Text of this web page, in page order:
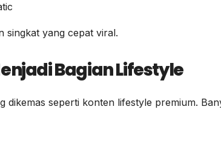
singkat yang cepat viral.
Bagian Lifestyle
dikemas seperti konten lifestyle premium.